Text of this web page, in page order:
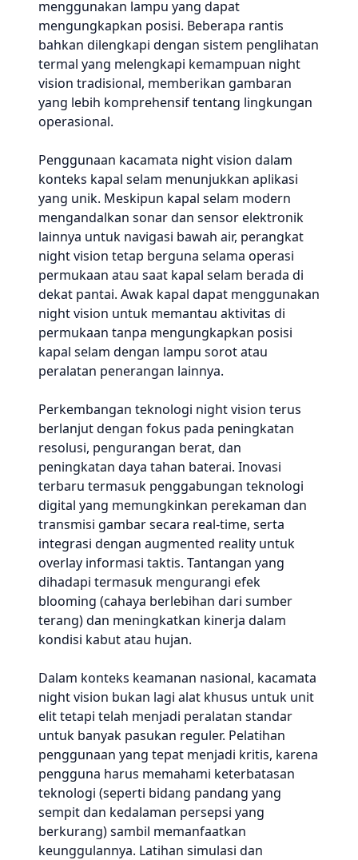
menggunakan lampu yang dapat
mengungkapkan posisi. Beberapa rantis
bahkan dilengkapi dengan sistem penglihatan
termal yang melengkapi kemampuan night
vision tradisional, memberikan gambaran
yang lebih komprehensif tentang lingkungan
operasional.
Penggunaan kacamata night vision dalam
konteks kapal selam menunjukkan aplikasi
yang unik. Meskipun kapal selam modern
mengandalkan sonar dan sensor elektronik
lainnya untuk navigasi bawah air, perangkat
night vision tetap berguna selama operasi
permukaan atau saat kapal selam berada di
dekat pantai. Awak kapal dapat menggunakan
night vision untuk memantau aktivitas di
permukaan tanpa mengungkapkan posisi
kapal selam dengan lampu sorot atau
peralatan penerangan lainnya.
Perkembangan teknologi night vision terus
berlanjut dengan fokus pada peningkatan
resolusi, pengurangan berat, dan
peningkatan daya tahan baterai. Inovasi
terbaru termasuk penggabungan teknologi
digital yang memungkinkan perekaman dan
transmisi gambar secara real-time, serta
integrasi dengan augmented reality untuk
overlay informasi taktis. Tantangan yang
dihadapi termasuk mengurangi efek
blooming (cahaya berlebihan dari sumber
terang) dan meningkatkan kinerja dalam
kondisi kabut atau hujan.
Dalam konteks keamanan nasional, kacamata
night vision bukan lagi alat khusus untuk unit
elit tetapi telah menjadi peralatan standar
untuk banyak pasukan reguler. Pelatihan
penggunaan yang tepat menjadi kritis, karena
pengguna harus memahami keterbatasan
teknologi (seperti bidang pandang yang
sempit dan kedalaman persepsi yang
berkurang) sambil memanfaatkan
keunggulannya. Latihan simulasi dan